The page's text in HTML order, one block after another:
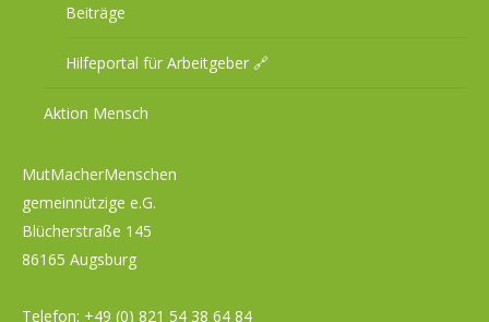
Beiträge
Hilfeportal für Arbeitgeber 🔗
Aktion Mensch
MutMacherMenschen
gemeinnützige e.G.
Blücherstraße 145
86165 Augsburg
Telefon: +49 (0) 821 54 38 64 84